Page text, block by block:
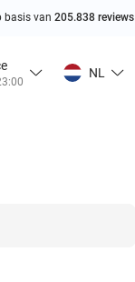
basis van 205.838 reviews
NL